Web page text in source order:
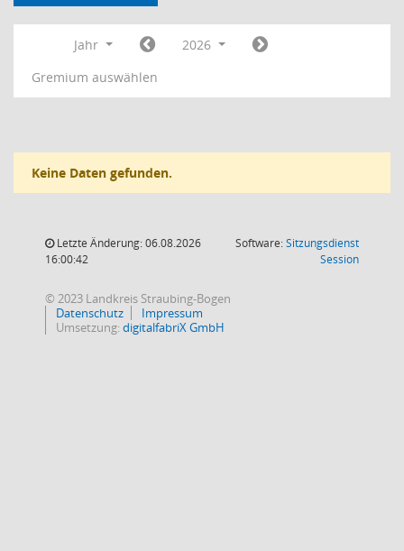
Jahr
2026
Gremium auswählen
Keine Daten gefunden.
Letzte Änderung: 06.08.2026
16:00:42
Software:Sitzungsdienst
Session(Wird in
© 2023 Landkreis Straubing-Bogen
Datenschutz
Impressum
Umsetzung:digitalfabriX GmbH